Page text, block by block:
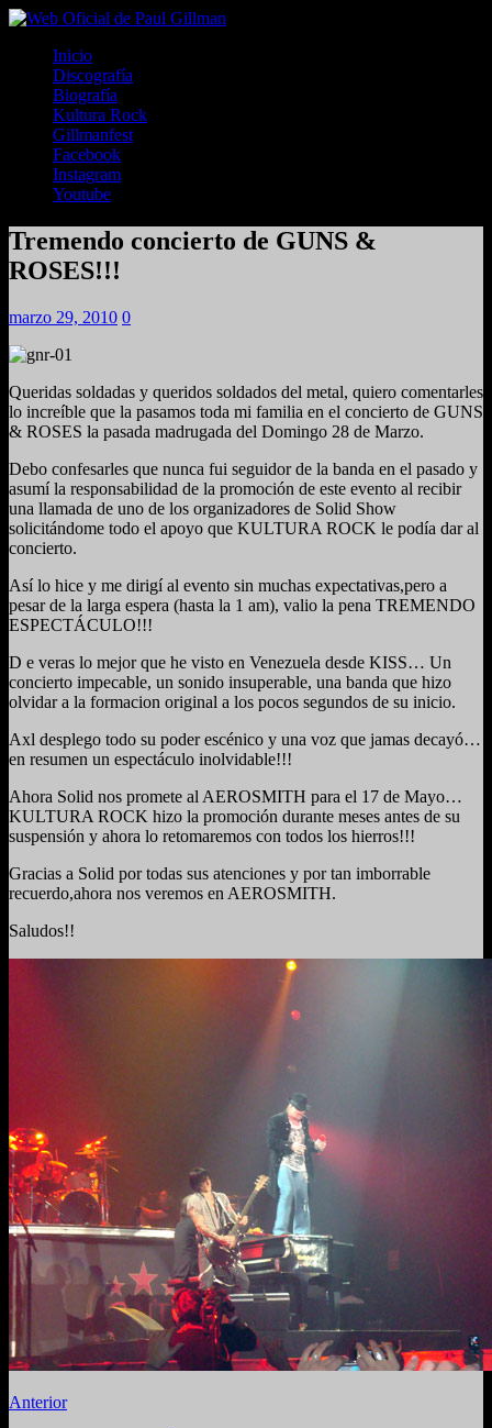
Inicio
Discografía
Biografía
Kultura Rock
Gillmanfest
Facebook
Instagram
Youtube
Tremendo concierto de GUNS &
ROSES!!!
marzo 29, 2010 0
Queridas soldadas y queridos soldados del metal, quiero comentarles
lo increíble que la pasamos toda mi familia en el concierto de GUNS
& ROSES la pasada madrugada del Domingo 28 de Marzo.
Debo confesarles que nunca fui seguidor de la banda en el pasado y
asumí la responsabilidad de la promoción de este evento al recibir
una llamada de uno de los organizadores de Solid Show
solicitándome todo el apoyo que KULTURA ROCK le podía dar al
concierto.
Así lo hice y me dirigí al evento sin muchas expectativas,pero a
pesar de la larga espera (hasta la 1 am), valio la pena TREMENDO
ESPECTÁCULO!!!
D e veras lo mejor que he visto en Venezuela desde KISS… Un
concierto impecable, un sonido insuperable, una banda que hizo
olvidar a la formacion original a los pocos segundos de su inicio.
Axl desplego todo su poder escénico y una voz que jamas decayó…
en resumen un espectáculo inolvidable!!!
Ahora Solid nos promete al AEROSMITH para el 17 de Mayo…
KULTURA ROCK hizo la promoción durante meses antes de su
suspensión y ahora lo retomaremos con todos los hierros!!!
Gracias a Solid por todas sus atenciones y por tan imborrable
recuerdo,ahora nos veremos en AEROSMITH.
Saludos!!
Anterior